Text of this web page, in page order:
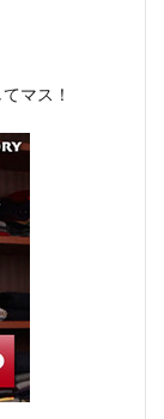
マス！